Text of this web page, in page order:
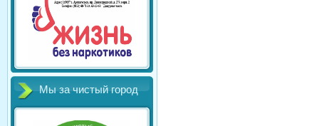
Мы за чистый город